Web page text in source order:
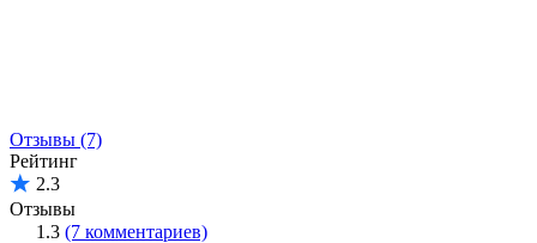
Отзывы (7)
Рейтинг
2.3
Отзывы
1.3 (7 комментариев)